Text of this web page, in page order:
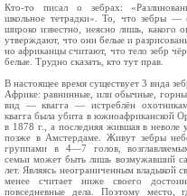
Кто-то писал о зебрах:
школьное тетрадки». То, что зеб­ры —
широко известно, неясно лишь, ка­кого
утвер­ждают, что они белые и
но африканцы считают, что тело зебр
бе­лые. Трудно сказать, кто тут прав.
В настоящее время существу­ет 3 вида
Африке: равнинные, или обыч­ные,
вид — квагга — истреблён
квагга была убита в южноафрикан­ской
в 1878 г., а последняя жившая в не­воле
позже в Амстердаме. Живут зебры
группами в 4—7 голов,
семьи может быть лишь возмужавший
лет. Являясь неограничен­ным владыкой
менее считает ниже своего
повседнев­ные дела. Поэтому место,